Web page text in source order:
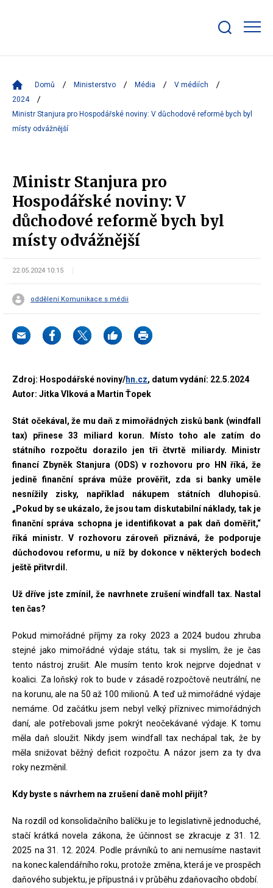
bar
Domů Ministerstvo Média
V médiích
2024
Ministr Stanjura pro Hospodářské noviny: V důchodové reformě bych byl
místy odvážnější
Ministr Stanjura pro
Hospodářské noviny: V
důchodové reformě bych byl
místy odvážnější
22.05.2024 10:15
oddělení Komunikace s médii
Zdroj: Hospodářské noviny/hn.cz, datum vydání: 22.5.2024
Autor: Jitka Vlková a Martin Ťopek
Stát očekával, že mu daň z mimořádných zisků bank (windfall
tax) přinese 33 miliard korun. Místo toho ale zatím do
státního rozpočtu dorazilo jen tři čtvrtě miliardy. Ministr
financí Zbyněk Stanjura (ODS) v rozhovoru pro HN říká, že
jedině finanční správa může prověřit, zda si banky uměle
nesnížily zisky, například nákupem státních dluhopisů.
„Pokud by se ukázalo, že jsou tam diskutabilní náklady, tak je
finanční správa schopna je identifikovat a pak daň doměřit,“
říká ministr. V rozhovoru zároveň přiznává, že podporuje
důchodovou reformu, u níž by dokonce v některých bodech
ještě přitvrdil.
Už dříve jste zmínil, že navrhnete zrušení windfall tax. Nastal
ten čas?
Pokud mimořádné příjmy za roky 2023 a 2024 budou zhruba
stejné jako mimořádné výdaje státu, tak si myslím, že je čas
tento nástroj zrušit. Ale musím tento krok nejprve dojednat v
koalici. Za loňský rok to bude v zásadě rozpočtově neutrální, ne
na korunu, ale na 50 až 100 milionů. A teď už mimořádné výdaje
nemáme. Od začátku jsem nebyl velký příznivec mimořádných
daní, ale potřebovali jsme pokrýt neočekávané výdaje. K tomu
měla daň sloužit. Nikdy jsem windfall tax nechápal tak, že by
měla snižovat běžný deficit rozpočtu. A názor jsem za ty dva
roky nezměnil.
Kdy byste s návrhem na zrušení daně mohl přijít?
Na rozdíl od konsolidačního balíčku je to legislativně jednoduché,
stačí krátká novela zákona, že účinnost se zkracuje z 31. 12.
2025 na 31. 12. 2024. Podle právníků to ani nemusíme nastavit
na konec kalendářního roku, protože změna, která je ve prospěch
daňového subjektu, je přípustná i v průběhu zdaňovacího období.